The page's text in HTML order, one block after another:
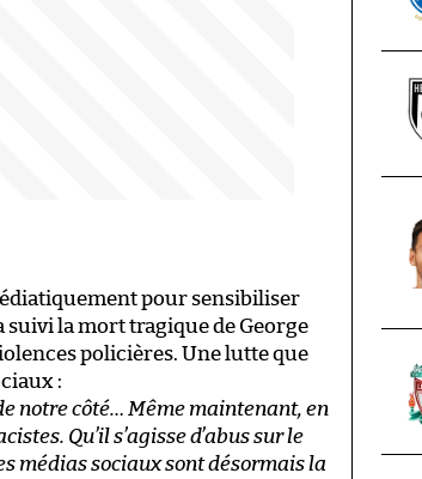
pour sensibiliser
la mort tragique de George
policières. Une lutte que
:
notre côté… Même maintenant, en
Qu’il s’agisse d’abus sur le
médias sociaux sont désormais la